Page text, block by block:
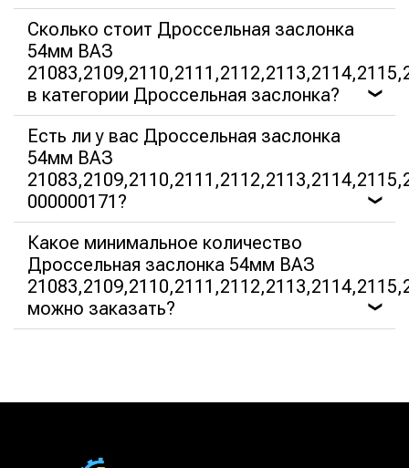
Сколько стоит Дроссельная заслонка
54мм ВАЗ
в категории Дроссельная заслонка?
❯
Есть ли у вас Дроссельная заслонка
54мм ВАЗ
000000171?
❯
Какое минимальное количество
Дроссельная заслонка 54мм ВАЗ
можно заказать?
❯